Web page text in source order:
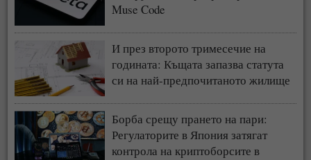
Muse Code
И през второто тримесечие на
годината: Къщата запазва статута
си на най-предпочитаното жилище
Борба срещу прането на пари:
Регулаторите в Япония затягат
контрола на криптоборсите в